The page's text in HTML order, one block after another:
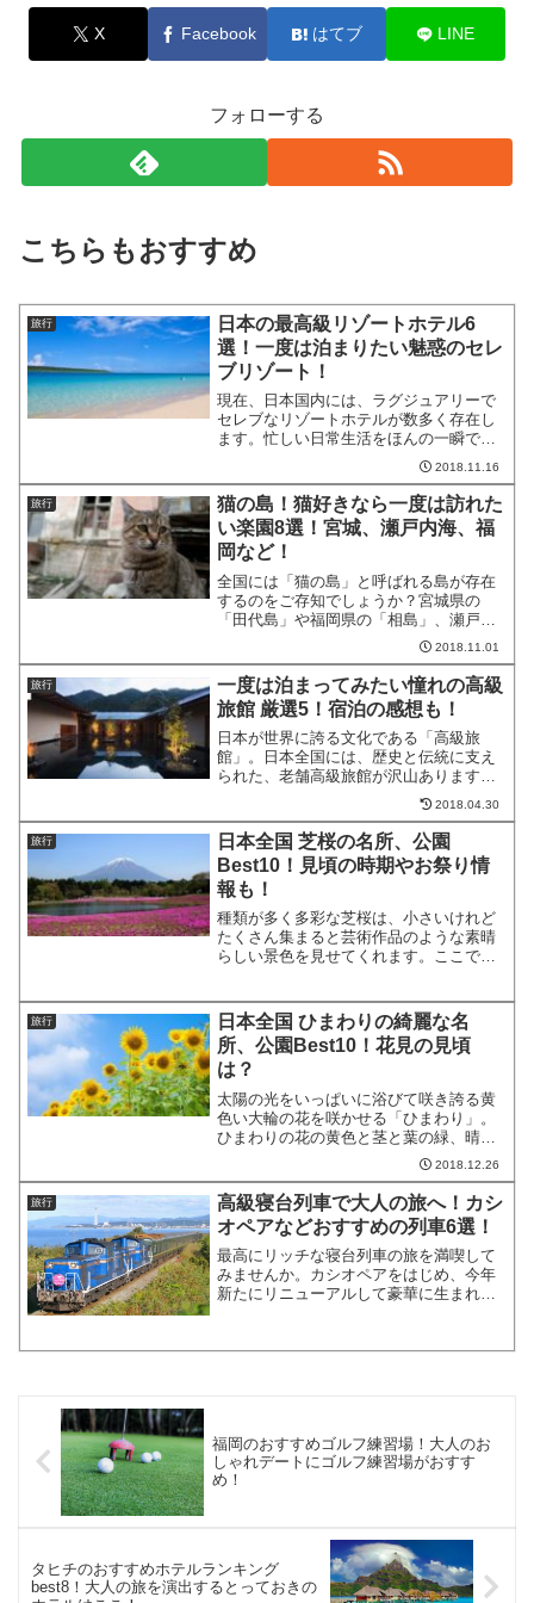
X Facebook はてブ LINE
フォローする
こちらもおすすめ
旅行
日本の最高級リゾートホテル6
選！一度は泊まりたい魅惑のセレ
ブリゾート！
現在、日本国内には、ラグジュアリーで
セレブなリゾートホテルが数多く存在し
ます。忙しい日常生活をほんの一瞬でも
忘れさせてくれる、非現実的なリゾート
空間。たまにはのんびりと贅沢を満喫し
てみましょう！そこで今回は、日本の最
高級リゾートホテルを厳選...
2018.11.16
旅行
猫の島！猫好きなら一度は訪れた
い楽園8選！宮城、瀬戸内海、福
岡など！
全国には「猫の島」と呼ばれる島が存在
するのをご存知でしょうか？宮城県の
「田代島」や福岡県の「相島」、瀬戸内
海に浮かぶ島々をはじめ、日本各地の島
にたくさんの猫たちが暮らしています。
今回はそんな猫たちの楽園を厳選してご
紹介いたします。猫好きの方...
2018.11.01
旅行
一度は泊まってみたい憧れの高級
旅館 厳選5！宿泊の感想も！
日本が世界に誇る文化である「高級旅
館」。日本全国には、歴史と伝統に支え
られた、老舗高級旅館が沢山あります。
今回は、その中でも、特に有名な憧れの
高級旅館を、厳選して5つご紹介いたしま
す。この記事を参考に、お気に入りの高
級旅館が見つかれば、ぜひ...
2018.04.30
旅行
日本全国 芝桜の名所、公園
Best10！見頃の時期やお祭り情
報も！
種類が多く多彩な芝桜は、小さいけれど
たくさん集まると芸術作品のような素晴
らしい景色を見せてくれます。ここで
の見頃を逃さないようにお出かけくださ
い。芝桜が見頃の時期に訪れ...
旅行
日本全国 ひまわりの綺麗な名
所、公園Best10！花見の見頃
は？
太陽の光をいっぱいに浴びて咲き誇る黄
色い大輪の花を咲かせる「ひまわり」。
ひまわりの花の黄色と茎と葉の緑、晴れ
渡る空の青とのコントラストは、まさに
夏のイメージそのものです。今回は、日
本全国からひまわりの名所として知られ
る公園やイベントを10か...
2018.12.26
旅行
高級寝台列車で大人の旅へ！カシ
オペアなどおすすめの列車6選！
最高にリッチな寝台列車の旅を満喫して
みませんか。カシオペアをはじめ、今年
新たにリニューアルして豪華に生まれ変
紹介します。それぞれの魅力や概要、切
福岡のおすすめゴルフ練習場！大人のお
しゃれデートにゴルフ練習場がおすす
め！
タヒチのおすすめホテルランキング
best8！大人の旅を演出するとっておきの